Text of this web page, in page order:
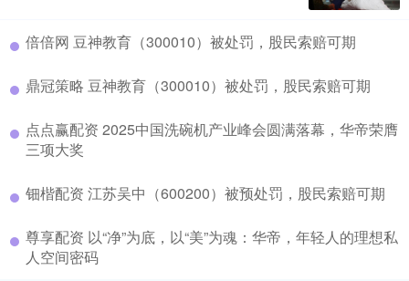
​倍倍网 豆神教育（300010）被处罚，股民索赔可期
​鼎冠策略 豆神教育（300010）被处罚，股民索赔可期
​点点赢配资 2025中国洗碗机产业峰会圆满落幕，华帝荣膺
三项大奖
​钿楷配资 江苏吴中（600200）被预处罚，股民索赔可期
​尊享配资 以“净”为底，以“美”为魂：华帝，年轻人的理想私
人空间密码